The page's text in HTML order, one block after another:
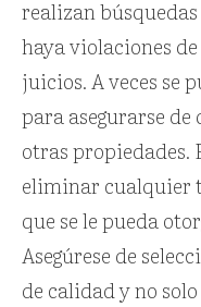
realizan
haya violaciones
juicios. A veces se
para asegurarse de
otras propiedades.
eliminar cualquier
que se le pueda
Asegúrese de
de calidad y no